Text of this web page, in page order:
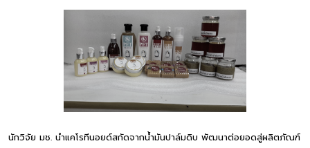
นักวิจัย มช. นำแคโรทีนอยด์สกัดจากน้ำมันปาล์มดิบ พัฒนาต่อยอดสู่ผลิตภัณฑ์